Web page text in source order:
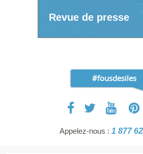
Revue de presse
#fousdesiles
Appelez-nous : 1 877